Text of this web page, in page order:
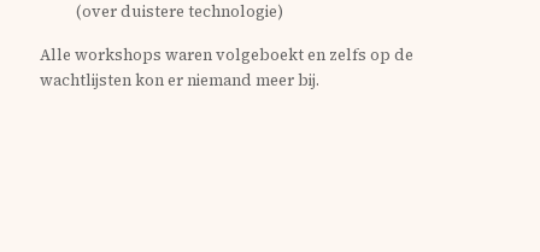
(over duistere technologie)
Alle workshops waren volgeboekt en zelfs op de
wachtlijsten kon er niemand meer bij.